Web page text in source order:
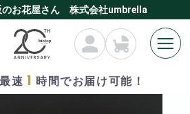
のお花屋さん 株式会社umbrella
速 1 時間でお届け可能！